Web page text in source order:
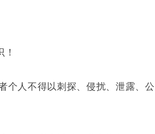
个人不得以刺探、侵扰、泄露、公